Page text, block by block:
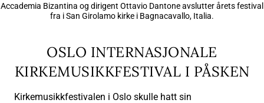
Accademia Bizantina og dirigent Ottavio Dantone avslutter årets festival
fra i San Girolamo kirke i Bagnacavallo, Italia.
OSLO INTERNASJONALE
KIRKEMUSIKKFESTIVAL I PÅSKEN
Kirkemusikkfestivalen i Oslo skulle hatt sin